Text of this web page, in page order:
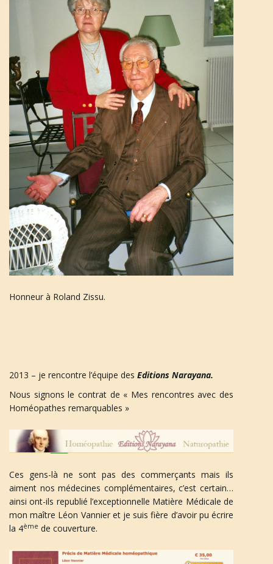
Honneur à Roland Zissu.
2013 – je rencontre l’équipe des Editions Narayana.
Nous signons le contrat de « Mes rencontres avec des
Homéopathes remarquables »
Ces gens-là ne sont pas des commerçants mais ils
aiment nos médecines complémentaires, c’est certain…
ainsi ont-ils republié l’exceptionnelle Matière Médicale de
mon maître Léon Vannier et je suis fière d’avoir pu écrire
la 4ème de couverture.